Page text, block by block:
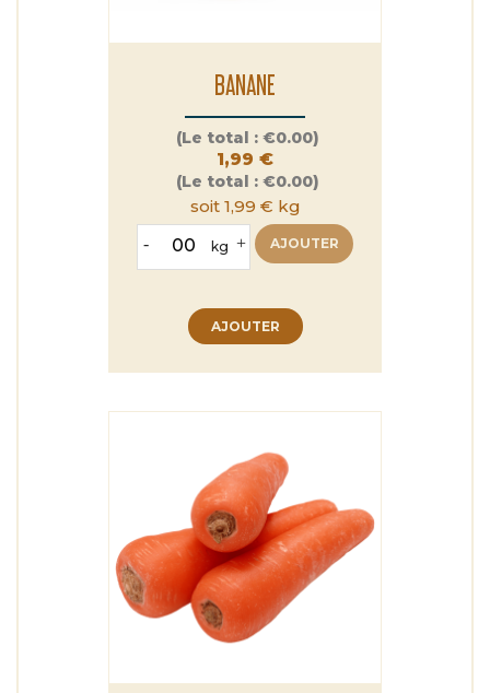
BANANE
Prix
(Le total : €0.00)
1,99 €
(Le total : €0.00)
soit 1,99 € kg
- kg + AJOUTER
AJOUTER